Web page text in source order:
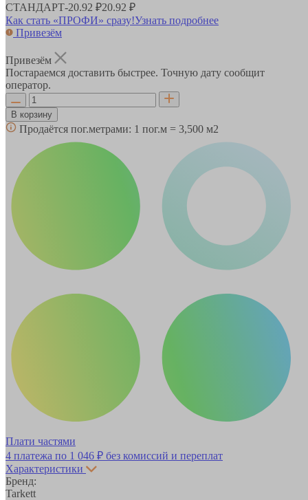
СТАНДАРТ-20.92 ₽20.92 ₽
Как стать «ПРОФИ» сразу!Узнать подробнее
Привезём
Привезём
Постараемся доставить быстрее. Точную дату сообщит
оператор.
В корзину
Продаётся пог.метрами: 1 пог.м = 3,500 м2
Плати частями
4 платежа по 1 046 ₽ без комиссий и переплат
Характеристики
Бренд:
Tarkett